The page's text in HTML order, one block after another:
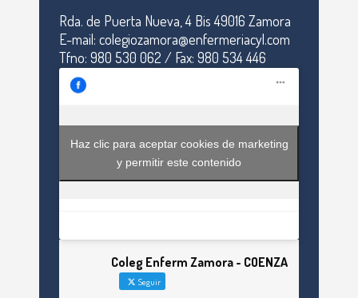
Rda. de Puerta Nueva, 4 Bis 49016 Zamora
E-mail: colegiozamora@enfermeriacyl.com
Tfno: 980 530 062 / Fax: 980 534 446
Haz clic para aceptar cookies de marketing
y permitir este contenido
Coleg Enferm Zamora - COENZA
Seguir